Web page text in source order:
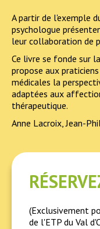
A partir de l'exemple
psychologue
leur collaboration de
Ce livre se fonde sur
propose aux
médicales la
adaptées aux
thérapeutique.
Anne Lacroix, Jean-
(Exclusivement
de l'ETP du Val